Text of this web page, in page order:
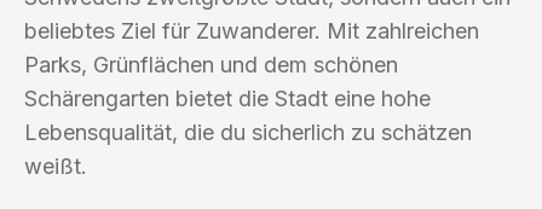
beliebtes Ziel für Zuwanderer. Mit zahlreichen
Parks, Grünflächen und dem schönen
Schärengarten bietet die Stadt eine hohe
Lebensqualität, die du sicherlich zu schätzen
weißt.